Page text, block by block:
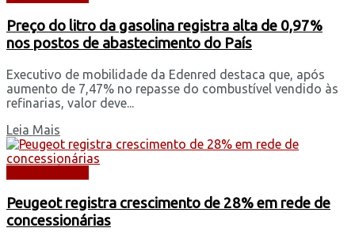
Preço do litro da gasolina registra alta de 0,97%
nos postos de abastecimento do País
Executivo de mobilidade da Edenred destaca que, após
aumento de 7,47% no repasse do combustível vendido às
refinarias, valor deve...
Leia Mais
Peugeot registra crescimento de 28% em rede de
concessionárias